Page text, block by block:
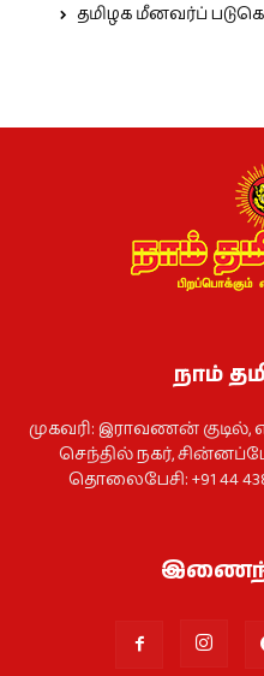
தமிழக மீனவர்ப்
நாம்
முகவரி: இராவணன்
செந்தில் நகர்,
தொலைபேசி: +91 44